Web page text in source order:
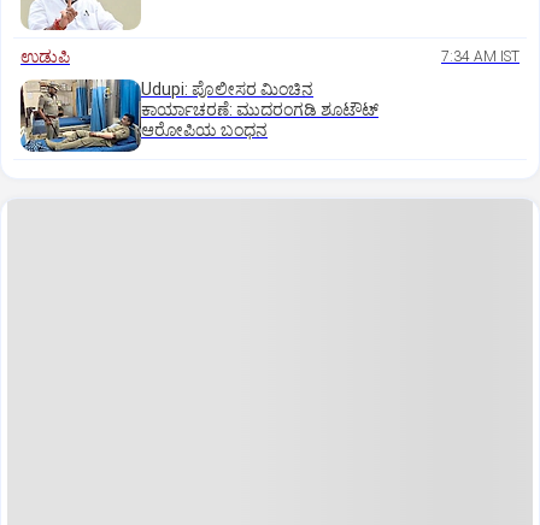
ಉಡುಪಿ 7:34 AM IST
Udupi: ಪೊಲೀಸರ ಮಿಂಚಿನ
ಕಾರ್ಯಾಚರಣೆ: ಮುದರಂಗಡಿ ಶೂಟೌಟ್‌
ಆರೋಪಿಯ ಬಂಧನ